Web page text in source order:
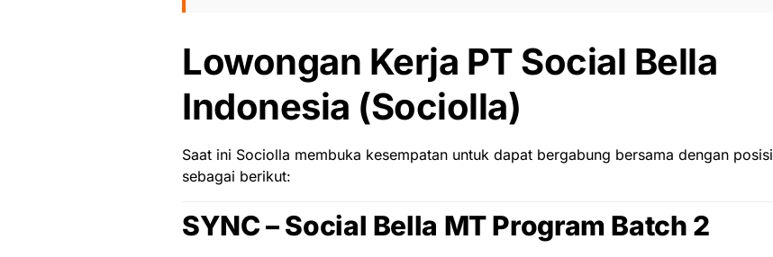
Lowongan Kerja PT Social Bella
Indonesia (Sociolla)
Saat ini Sociolla membuka kesempatan untuk dapat bergabung bersama dengan posisi
sebagai berikut:
SYNC – Social Bella MT Program Batch 2